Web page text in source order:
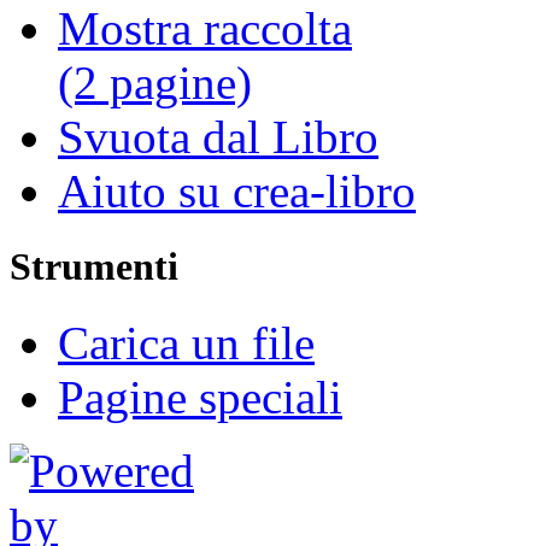
Mostra raccolta
(2 pagine)
Svuota dal Libro
Aiuto su crea-libro
Strumenti
Carica un file
Pagine speciali